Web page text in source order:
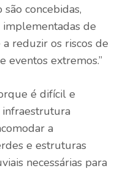
concebidas,
implementadas de
reduzir os riscos de
eventos extremos.”
é difícil e
infraestrutura
a
e estruturas
necessárias para